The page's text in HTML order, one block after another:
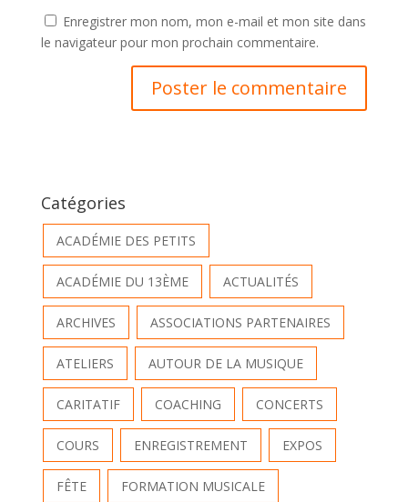
Enregistrer mon nom, mon e-mail et mon site dans
le navigateur pour mon prochain commentaire.
Catégories
ACADÉMIE DES PETITS
ACADÉMIE DU 13ÈME ACTUALITÉS
ARCHIVES ASSOCIATIONS PARTENAIRES
ATELIERS AUTOUR DE LA MUSIQUE
CARITATIF COACHING CONCERTS
COURS ENREGISTREMENT EXPOS
FÊTE FORMATION MUSICALE